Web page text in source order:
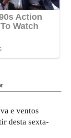
e ventos
desta sexta-